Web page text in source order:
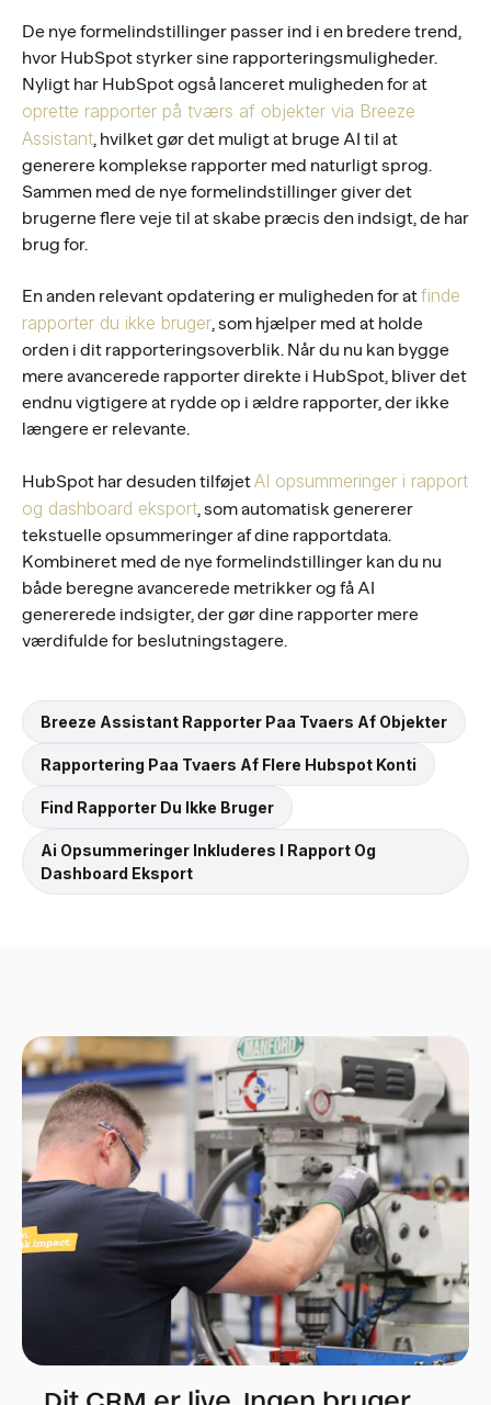
De nye formelindstillinger passer ind i en bredere trend,
hvor HubSpot styrker sine rapporteringsmuligheder.
Nyligt har HubSpot også lanceret muligheden for at
oprette rapporter på tværs af objekter via Breeze
Assistant, hvilket gør det muligt at bruge AI til at
generere komplekse rapporter med naturligt sprog.
Sammen med de nye formelindstillinger giver det
brugerne flere veje til at skabe præcis den indsigt, de har
brug for.
En anden relevant opdatering er muligheden for atfinde
rapporter du ikke bruger, som hjælper med at holde
orden i dit rapporteringsoverblik. Når du nu kan bygge
mere avancerede rapporter direkte i HubSpot, bliver det
endnu vigtigere at rydde op i ældre rapporter, der ikke
længere er relevante.
HubSpot har desuden tilføjetAI opsummeringer i rapport
og dashboard eksport, som automatisk genererer
tekstuelle opsummeringer af dine rapportdata.
Kombineret med de nye formelindstillinger kan du nu
både beregne avancerede metrikker og få AI
genererede indsigter, der gør dine rapporter mere
værdifulde for beslutningstagere.
Breeze Assistant Rapporter Paa Tvaers Af Objekter
Rapportering Paa Tvaers Af Flere Hubspot Konti
Find Rapporter Du Ikke Bruger
Ai Opsummeringer Inkluderes I Rapport Og
Dashboard Eksport
Dit CRM er live. Ingen bruger